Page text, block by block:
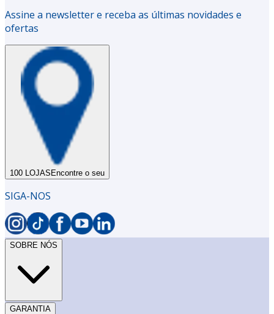
Assine a newsletter e receba as últimas novidades e
ofertas
100 LOJAS Encontre o seu
SIGA-NOS
SOBRE NÓS
GARANTIA